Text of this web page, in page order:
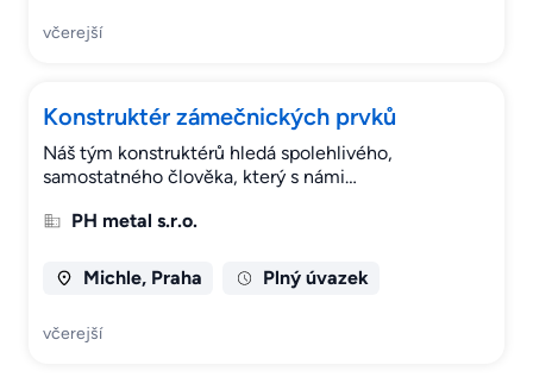
včerejší
Konstruktér zámečnických prvků
Náš tým konstruktérů hledá spolehlivého,
samostatného člověka, který s námi…
PH metal s.r.o.
Michle, Praha Plný úvazek
včerejší